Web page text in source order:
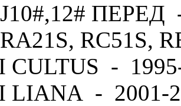
ПЕРЕД
RC51S,
CULTUS -
LIANA - 2001-